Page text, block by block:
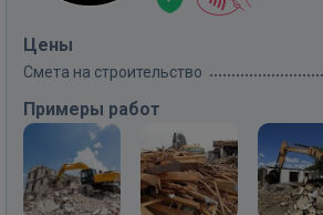
Цены
Смета на строительство
Примеры работ